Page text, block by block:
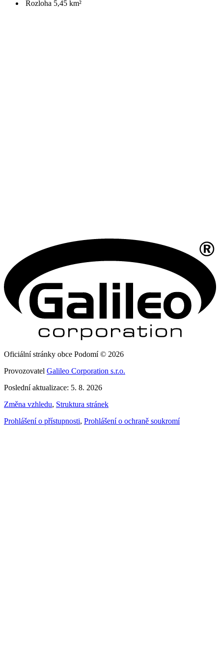
Rozloha 5,45 km²
Oficiální stránky obce Podomí © 2026
Provozovatel Galileo Corporation s.r.o.
Poslední aktualizace: 5. 8. 2026
Změna vzhledu, Struktura stránek
Prohlášení o přístupnosti, Prohlášení o ochraně soukromí